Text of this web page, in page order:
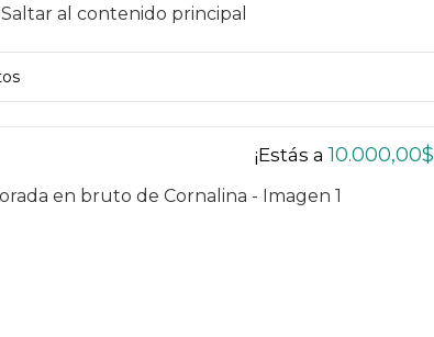
Saltar al contenido principal
¡Estás a10.000,00$